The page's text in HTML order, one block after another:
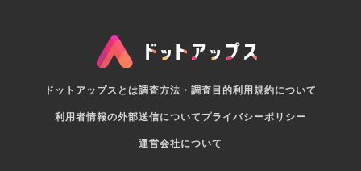
ドットアップスとは調査方法・調査目的利用規約について
利用者情報の外部送信についてプライバシーポリシー
運営会社について